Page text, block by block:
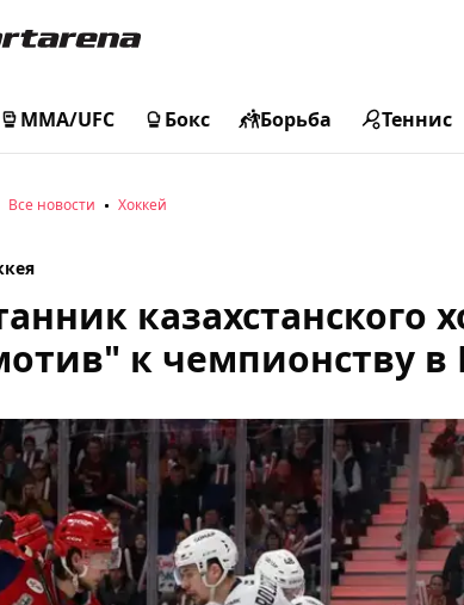
MMA/UFC Бокс Борьба Теннис
Все новости Хоккей
казахстанского
к чемпионству в